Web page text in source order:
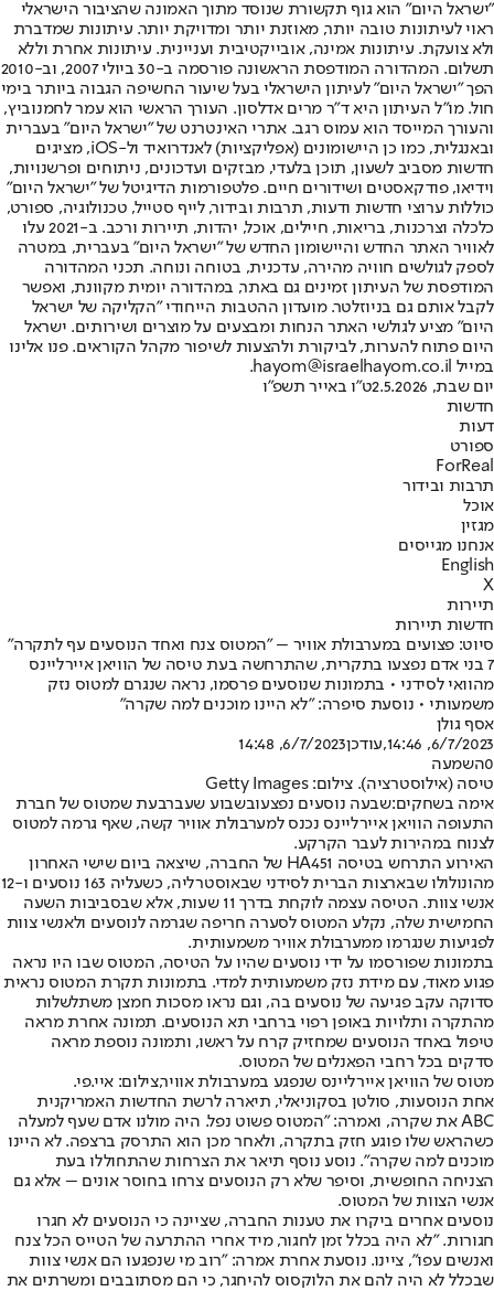
"ישראל היום" הוא גוף תקשורת שנוסד מתוך האמונה שהציבור הישראלי
ראוי לעיתונות טובה יותר, מאוזנת יותר ומדויקת יותר. עיתונות שמדברת
ולא צועקת. עיתונות אמינה, אובייקטיבית ועניינית. עיתונות אחרת וללא
תשלום. המהדורה המודפסת הראשונה פורסמה ב-30 ביולי 2007, וב-2010
הפך "ישראל היום" לעיתון הישראלי בעל שיעור החשיפה הגבוה ביותר בימי
חול. מו"ל העיתון היא ד"ר מרים אדלסון. העורך הראשי הוא עמר לחמנוביץ,
והעורך המייסד הוא עמוס רגב. אתרי האינטרנט של "ישראל היום" בעברית
ובאנגלית, כמו כן היישומונים (אפליקציות) לאנדרואיד ול-iOS, מציגים
חדשות מסביב לשעון, תוכן בלעדי, מבזקים ועדכונים, ניתוחים ופרשנויות,
וידיאו, פודקאסטים ושידורים חיים. פלטפורמות הדיגיטל של "ישראל היום"
כוללות ערוצי חדשות ודעות, תרבות ובידור, לייף סטייל, טכנולוגיה, ספורט,
כלכלה וצרכנות, בריאות, חיילים, אוכל, יהדות, תיירות ורכב. ב-2021 עלו
לאוויר האתר החדש והיישומון החדש של "ישראל היום" בעברית, במטרה
לספק לגולשים חוויה מהירה, עדכנית, בטוחה ונוחה. תכני המהדורה
המודפסת של העיתון זמינים גם באתר, במהדורה יומית מקוונת, ואפשר
לקבל אותם גם בניוזלטר. מועדון ההטבות הייחודי "הקליקה של ישראל
היום" מציע לגולשי האתר הנחות ומבצעים על מוצרים ושירותים. ישראל
היום פתוח להערות, לביקורת ולהצעות לשיפור מקהל הקוראים. פנו אלינו
במייל hayom@israelhayom.co.il.
יום שבת, 2.5.2026
ט"ו באייר תשפ"ו
חדשות
דעות
ספורט
ForReal
תרבות ובידור
אוכל
מגזין
אנחנו מגייסים
English
X
תיירות
חדשות תיירות
סיוט: פצועים במערבולת אוויר – "המטוס צנח ואחד הנוסעים עף לתקרה"
7 בני אדם נפצעו בתקרית, שהתרחשה בעת טיסה של הוויאן איירליינס
מהוואי לסידני • בתמונות שנוסעים פרסמו, נראה שנגרם למטוס נזק
משמעותי • נוסעת סיפרה: "לא היינו מוכנים למה שקרה"
אסף גולן
6/7/2023, 14:46
,עודכן6/7/2023, 14:48
0השמעה
טיסה (אילוסטרציה). צילום: Getty Images
אימה בשחקים:שבעה נוסעים נפצעובשבוע שעברבעת שמטוס של חברת
התעופה הוויאן איירליינס נכנס למערבולת אוויר קשה, שאף גרמה למטוס
לצנוח במהירות לעבר הקרקע.
האירוע התרחש בטיסה HA451 של החברה, שיצאה ביום שישי האחרון
מהונולולו שבארצות הברית לסידני שבאוסטרליה, כשעליה 163 נוסעים ו-12
אנשי צוות. הטיסה עצמה לוקחת בדרך 11 שעות, אלא שבסביבות השעה
החמישית שלה, נקלע המטוס לסערה חריפה שגרמה לנוסעים ולאנשי צוות
לפגיעות שנגרמו ממערבולת אוויר משמעותית.
בתמונות שפורסמו על ידי נוסעים שהיו על הטיסה, המטוס שבו היו נראה
פגוע מאוד, עם מידת נזק משמעותית למדי. בתמונות תקרת המטוס נראית
סדוקה עקב פגיעה של נוסעים בה, וגם נראו מסכות חמצן משתלשלות
מהתקרה ותלויות באופן רפוי ברחבי תא הנוסעים. תמונה אחרת מראה
טיפול באחד הנוסעים שמחזיק קרח על ראשו, ותמונה נוספת מראה
סדקים בכל רחבי הפאנלים של המטוס.
מטוס של הוויאן איירליינס שנפגע במערבולת אוויר,צילום: איי.פי.
אחת הנוסעות, סולטן בסקוניאלי, תיארה לרשת החדשות האמריקנית
ABC את שקרה, ואמרה: "המטוס פשוט נפל. היה מולנו אדם שעף למעלה
כשהראש שלו פוגע חזק בתקרה, ולאחר מכן הוא התרסק ברצפה. לא היינו
מוכנים למה שקרה". נוסע נוסף תיאר את הצרחות שהתחוללו בעת
הצניחה החופשית, וסיפר שלא רק הנוסעים צרחו בחוסר אונים – אלא גם
אנשי הצוות של המטוס.
נוסעים אחרים ביקרו את טענות החברה, שציינה כי הנוסעים לא חגרו
חגורות. "לא היה בכלל זמן לחגור, מיד אחרי ההתרעה של הטייס הכל צנח
ואנשים עפו", ציינו. נוסעת אחרת אמרה: "רוב מי שנפגעו הם אנשי צוות
שבכלל לא היה להם את הלוקסוס להיחגר, כי הם מסתובבים ומשרתים את